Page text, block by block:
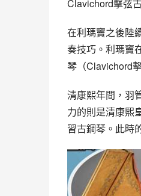
Clavichord擊弦
在利瑪竇之後陸
奏技巧。利瑪竇
琴（Clavichord
清康熙年間，羽
力的則是清康熙
習古鋼琴。此時